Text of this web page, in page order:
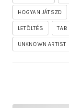
HOGYAN JÁTSZD
LETÖLTÉS TAB
UNKNOWN ARTIST